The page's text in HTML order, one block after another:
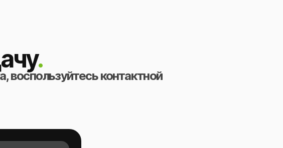
.
воспользуйтесь контактной